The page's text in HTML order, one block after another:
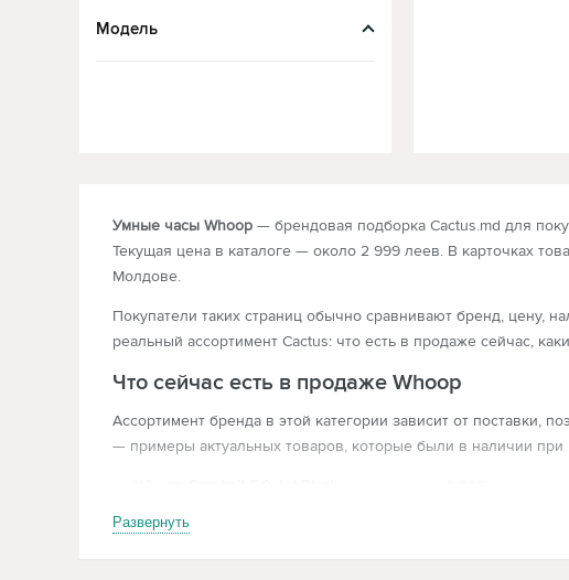
Модель
Умные часы Whoop — брендовая подборка Cactus.md для
Текущая цена в каталоге — около 2 999 леев. В карточках
Молдове.
Покупатели таких страниц обычно сравнивают бренд, цену,
реальный ассортимент Cactus: что есть в продаже сейчас,
Что сейчас есть в продаже Whoop
Ассортимент бренда в этой категории зависит от поставки,
— примеры актуальных товаров, которые были в наличии при
Если в продаже несколько вариантов одной линейки,
Развернуть